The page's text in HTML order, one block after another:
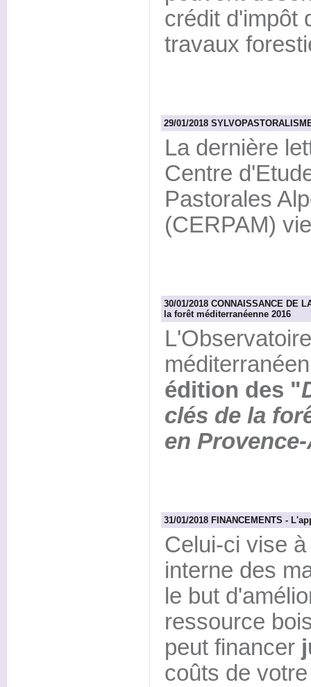
crédit d'impôt
travaux
29/01/2018
La dernière
Centre
Pastorales
(CERPAM)
30/01/2018 CONNAISSANCE DE
la forêt méditerranéenne 2016
édition des "
clés de la
en
31/01/2018 FINANCEMENTS -
Celui-ci vise
interne des
le but
ressource
peut financer
coûts de